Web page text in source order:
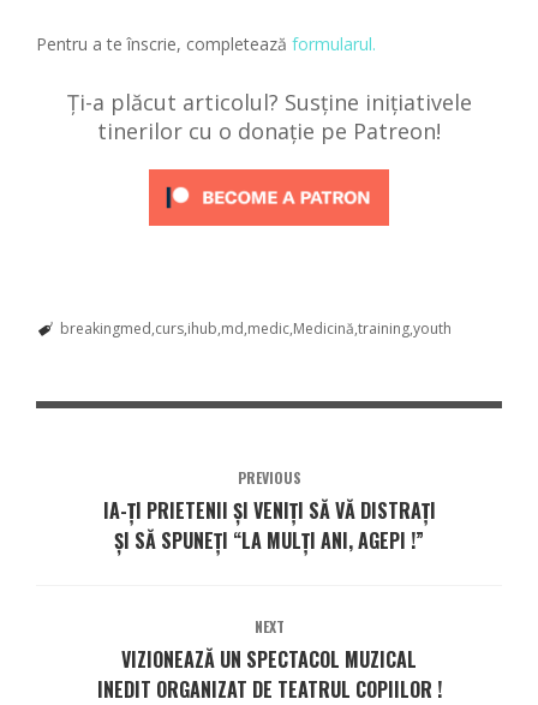
Pentru a te înscrie, completează formularul.
Ți-a plăcut articolul? Susține inițiativele
tinerilor cu o donație pe Patreon!
breakingmed curs ihub md medic Medicină trainingyouth
PREVIOUS
IA-ȚI PRIETENII ȘI VENIȚI SĂ VĂ DISTRAȚI
ȘI SĂ SPUNEȚI “LA MULȚI ANI, AGEPI !”
NEXT
VIZIONEAZĂ UN SPECTACOL MUZICAL
INEDIT ORGANIZAT DE TEATRUL COPIILOR !